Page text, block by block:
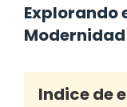
Explorando
Modernidad
Indice de